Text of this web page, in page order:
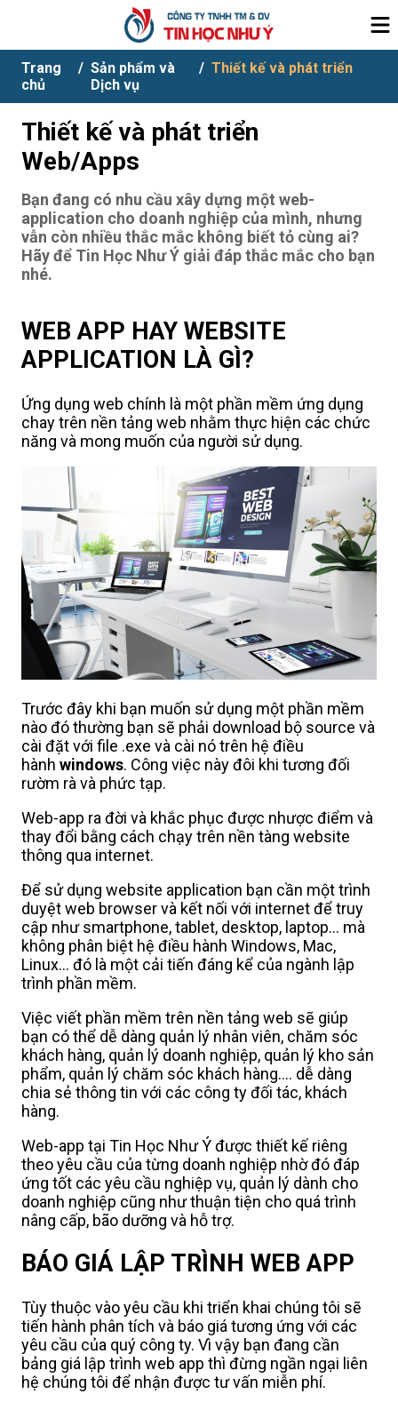
Trang
chủ
/ Sản phẩm và
Dịch vụ
/ Thiết kế và phát triển
Thiết kế và phát triển
Web/Apps
Bạn đang có nhu cầu xây dựng một web-
application cho doanh nghiệp của mình, nhưng
vẫn còn nhiều thắc mắc không biết tỏ cùng ai?
Hãy để Tin Học Như Ý giải đáp thắc mắc cho bạn
nhé.
WEB APP HAY WEBSITE
APPLICATION LÀ GÌ?
Ứng dụng web chính là một phần mềm ứng dụng
chay trên nền tảng web nhằm thực hiện các chức
năng và mong muốn của người sử dụng.
Trước đây khi bạn muốn sử dụng một phần mềm
nào đó thường bạn sẽ phải download bộ source và
cài đặt với file .exe và cài nó trên hệ điều
hành windows. Công việc này đôi khi tương đối
rườm rà và phức tạp.
Web-app ra đời và khắc phục được nhược điểm và
thay đổi bằng cách chạy trên nền tàng website
thông qua internet.
Để sử dụng website application bạn cần một trình
duyệt web browser và kết nối với internet để truy
cập như smartphone, tablet, desktop, laptop... mà
không phân biệt hệ điều hành Windows, Mac,
Linux... đó là một cải tiến đáng kể của ngành lập
trình phần mềm.
Việc viết phần mềm trên nền tảng web sẽ giúp
bạn có thể dễ dàng quản lý nhân viên, chăm sóc
khách hàng, quản lý doanh nghiệp, quản lý kho sản
phẩm, quản lý chăm sóc khách hàng.... dễ dàng
chia sẻ thông tin với các công ty đối tác, khách
hàng.
Web-app tại Tin Học Như Ý được thiết kế riêng
theo yêu cầu của từng doanh nghiệp nhờ đó đáp
ứng tốt các yêu cầu nghiệp vụ, quản lý dành cho
doanh nghiệp cũng như thuận tiện cho quá trình
nâng cấp, bão dưỡng và hỗ trợ.
BÁO GIÁ LẬP TRÌNH WEB APP
Tùy thuộc vào yêu cầu khi triển khai chúng tôi sẽ
tiến hành phân tích và báo giá tương ứng với các
yêu cầu của quý công ty. Vì vậy bạn đang cần
bảng giá lập trình web app thì đừng ngần ngại liên
hệ chúng tôi để nhận được tư vấn miễn phí.